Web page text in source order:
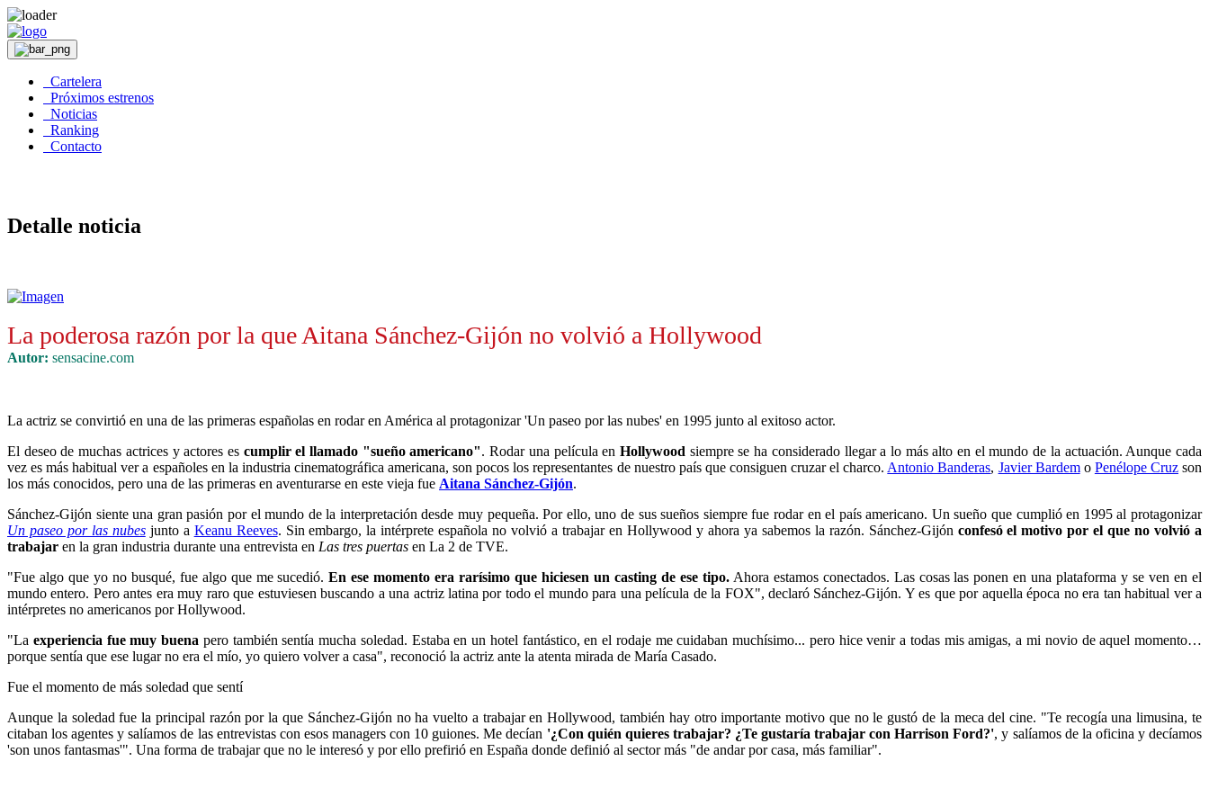
Cartelera
Próximos estrenos
Noticias
Ranking
Contacto
Detalle noticia
La poderosa razón por la que Aitana Sánchez-Gijón no volvió a Hollywood
Autor: sensacine.com
La actriz se convirtió en una de las primeras españolas en rodar en América al protagonizar 'Un paseo por las nubes' en 1995 junto al exitoso actor.
El deseo de muchas actrices y actores es cumplir el llamado "sueño americano". Rodar una película enHollywood siempre se ha considerado llegar a lo más alto en el mundo de la actuación. Aunque cada
vez es más habitual ver a españoles en la industria cinematográfica americana, son pocos los representantes de nuestro país que consiguen cruzar el charco. Antonio Banderas, Javier Bardemo Penélope Cruzson
los más conocidos, pero una de las primeras en aventurarse en este vieja fue Aitana Sánchez-Gijón.
Sánchez-Gijón siente una gran pasión por el mundo de la interpretación desde muy pequeña. Por ello, uno de sus sueños siempre fue rodar en el país americano. Un sueño que cumplió en 1995 al protagonizar
Un paseo por las nubesjunto a Keanu Reeves. Sin embargo, la intérprete española no volvió a trabajar en Hollywood y ahora ya sabemos la razón. Sánchez-Gijón confesó el motivo por el que no volvió a
trabajar en la gran industria durante una entrevista en Las tres puertas en La 2 de TVE.
"Fue algo que yo no busqué, fue algo que me sucedió.En ese momento era rarísimo que hiciesen un casting de ese tipo.Ahora estamos conectados. Las cosas las ponen en una plataforma y se ven en el
mundo entero. Pero antes era muy raro que estuviesen buscando a una actriz latina por todo el mundo para una película de la FOX", declaró Sánchez-Gijón. Y es que por aquella época no era tan habitual ver a
intérpretes no americanos por Hollywood.
"La experiencia fue muy buena pero también sentía mucha soledad. Estaba en un hotel fantástico, en el rodaje me cuidaban muchísimo... pero hice venir a todas mis amigas, a mi novio de aquel momento…
porque sentía que ese lugar no era el mío, yo quiero volver a casa", reconoció la actriz ante la atenta mirada de María Casado.
Fue el momento de más soledad que sentí
Aunque la soledad fue la principal razón por la que Sánchez-Gijón no ha vuelto a trabajar en Hollywood, también hay otro importante motivo que no le gustó de la meca del cine. "Te recogía una limusina, te
citaban los agentes y salíamos de las entrevistas con esos managers con 10 guiones. Me decían '¿Con quién quieres trabajar? ¿Te gustaría trabajar con Harrison Ford?', y salíamos de la oficina y decíamos
'son unos fantasmas'". Una forma de trabajar que no le interesó y por ello prefirió en España donde definió al sector más "de andar por casa, más familiar".